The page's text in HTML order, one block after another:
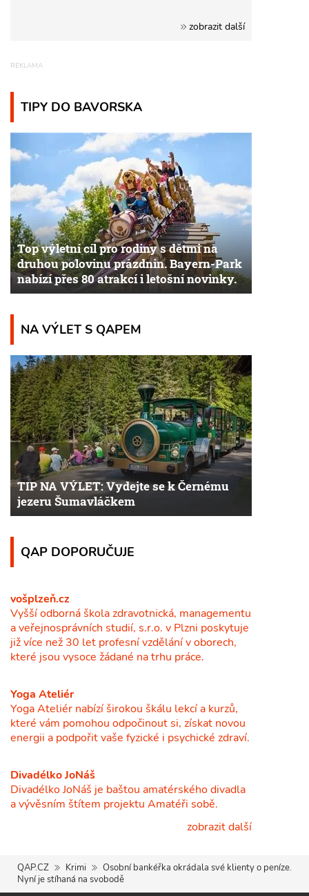
zobrazit další
TIPY DO BAVORSKA
Top výletní cíl pro rodiny s dětmi na
druhou polovinu prázdnin. Bayern-Park
nabízí přes 80 atrakcí i letošní novinky.
NA VÝLET S QAPEM
TIP NA VÝLET: Vydejte se k Černému
jezeru Šumavláčkem
QAP DOPORUČUJE
vošplzeň.cz
Vyšší odborná škola zdravotnická, managementu
a veřejnosprávních studií, s.r.o. v Plzni poskytuje
již více než 30 let profesní vzdělání v oborech,
které jsou vysoce žádané na trhu práce.
Yoga Ateliér
Yoga Ateliér nabízí širokou škálu lekcí a kurzů,
které vám pomohou odpočinout si, získat novou
energii a podpořit vaše fyzické i psychické zdraví.
Divadélko JoNáš
Divadélko JoNáš je baštou amatérského divadla
a vývěsním štítem projektu Amatéři sobě.
zobrazit další
QAP.CZ Krimi
Osobní bankéřka okrádala své klienty o peníze.
Nyní je stíhaná na svobodě